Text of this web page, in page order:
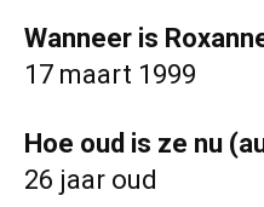
Wanneer is
17 maart 1999
Hoe oud is ze nu
26 jaar oud